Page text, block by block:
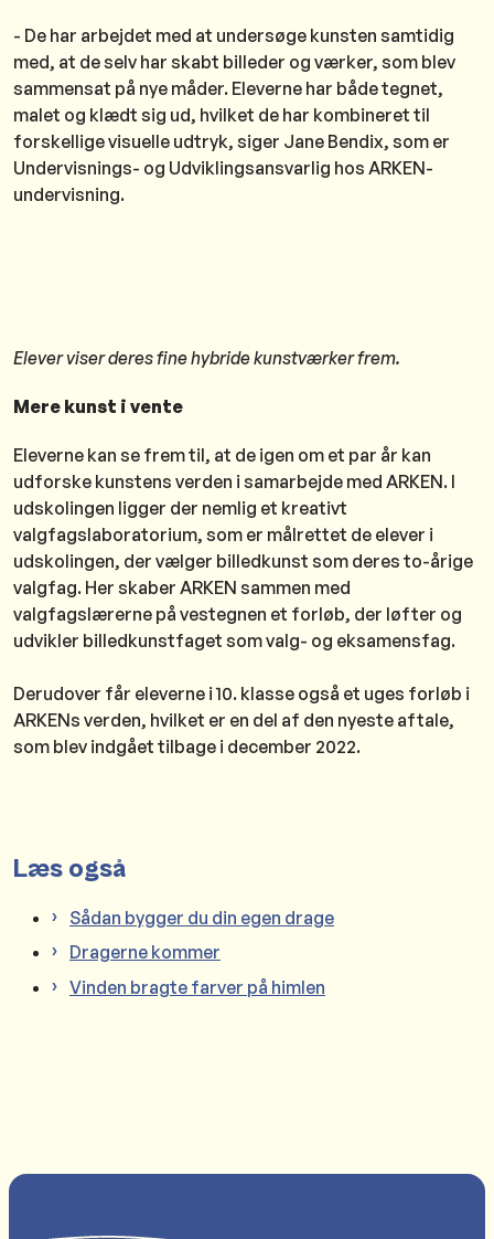
- De har arbejdet med at undersøge kunsten samtidig
med, at de selv har skabt billeder og værker, som blev
sammensat på nye måder. Eleverne har både tegnet,
malet og klædt sig ud, hvilket de har kombineret til
forskellige visuelle udtryk, siger Jane Bendix, som er
Undervisnings- og Udviklingsansvarlig hos ARKEN-
undervisning.
Elever viser deres fine hybride kunstværker frem.
Mere kunst i vente
Eleverne kan se frem til, at de igen om et par år kan
udforske kunstens verden i samarbejde med ARKEN. I
udskolingen ligger der nemlig et kreativt
valgfagslaboratorium, som er målrettet de elever i
udskolingen, der vælger billedkunst som deres to-årige
valgfag. Her skaber ARKEN sammen med
valgfagslærerne på vestegnen et forløb, der løfter og
udvikler billedkunstfaget som valg- og eksamensfag.
Derudover får eleverne i 10. klasse også et uges forløb i
ARKENs verden, hvilket er en del af den nyeste aftale,
som blev indgået tilbage i december 2022.
Læs også
Sådan bygger du din egen drage
Dragerne kommer
Vinden bragte farver på himlen